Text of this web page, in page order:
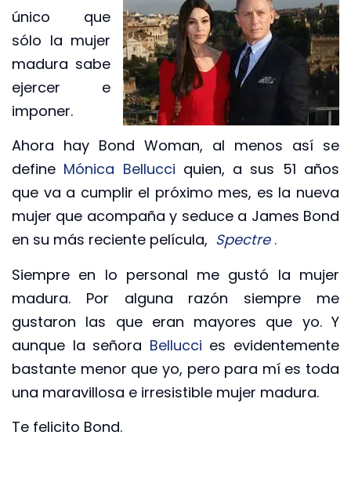
único que
sólo la mujer
madura sabe
ejercer e
imponer.
Ahora hay Bond Woman, al menos así se
define Mónica Bellucci quien, a sus 51 años
que va a cumplir el próximo mes, es la nueva
mujer que acompaña y seduce a James Bond
en su más reciente película, Spectre .
Siempre en lo personal me gustó la mujer
madura. Por alguna razón siempre me
gustaron las que eran mayores que yo. Y
aunque la señora Bellucci es evidentemente
bastante menor que yo, pero para mí es toda
una maravillosa e irresistible mujer madura.
Te felicito Bond.